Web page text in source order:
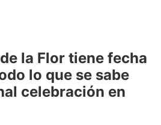
la Flor tiene fecha
lo que se sabe
celebración en